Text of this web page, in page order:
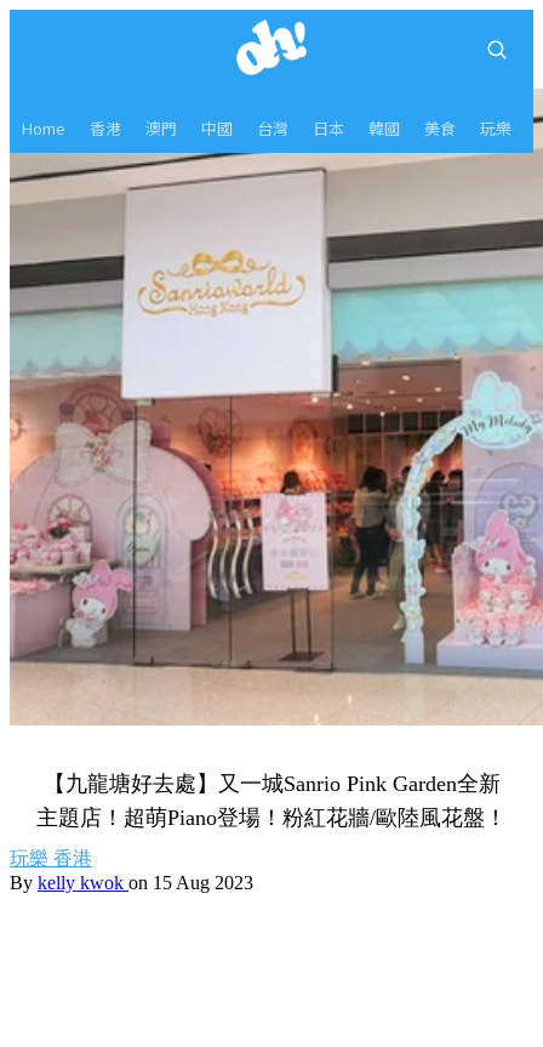
Home 香港 澳門 中國 台灣 日本 韓國 美食 玩樂
【九龍塘好去處】又一城Sanrio Pink Garden全新
主題店！超萌Piano登場！粉紅花牆/歐陸風花盤！
玩樂 香港
By kelly kwok on 15 Aug 2023